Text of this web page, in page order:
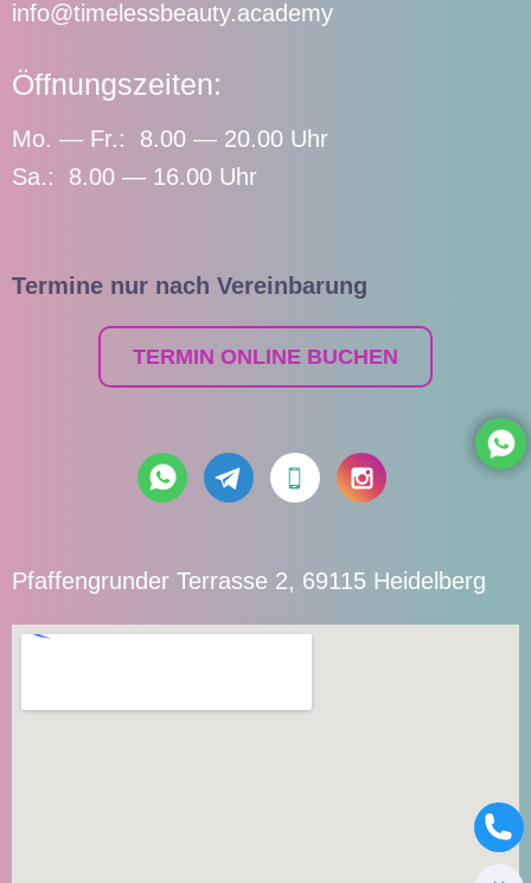
info@timelessbeauty.academy
Öffnungszeiten:
Mo. — Fr.: 8.00 — 20.00 Uhr
Sa.: 8.00 — 16.00 Uhr
Termine nur nach Vereinbarung
TERMIN ONLINE BUCHEN
Pfaffengrunder Terrasse 2, 69115 Heidelberg